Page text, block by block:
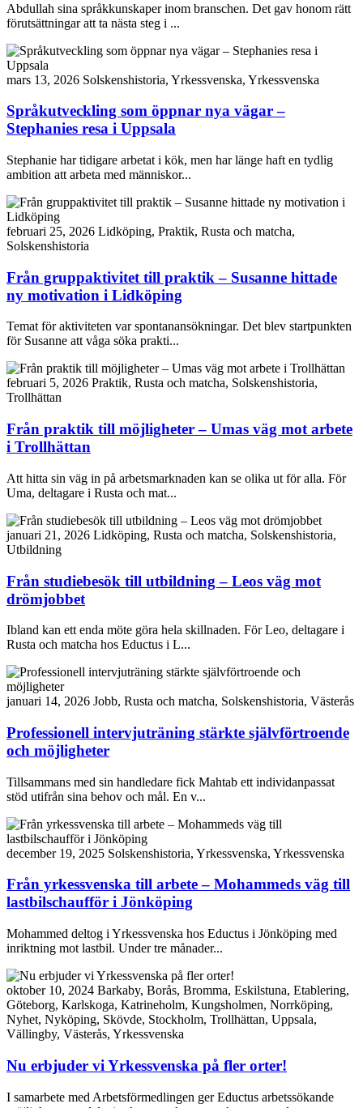
Abdullah sina språkkunskaper inom branschen. Det gav honom rätt
förutsättningar att ta nästa steg i ...
mars 13, 2026 Solskenshistoria, Yrkessvenska, Yrkessvenska
Språkutveckling som öppnar nya vägar –
Stephanies resa i Uppsala
Stephanie har tidigare arbetat i kök, men har länge haft en tydlig
ambition att arbeta med människor...
februari 25, 2026 Lidköping, Praktik, Rusta och matcha,
Solskenshistoria
Från gruppaktivitet till praktik – Susanne hittade
ny motivation i Lidköping
Temat för aktiviteten var spontanansökningar. Det blev startpunkten
för Susanne att våga söka prakti...
februari 5, 2026 Praktik, Rusta och matcha, Solskenshistoria,
Trollhättan
Från praktik till möjligheter – Umas väg mot arbete
i Trollhättan
Att hitta sin väg in på arbetsmarknaden kan se olika ut för alla. För
Uma, deltagare i Rusta och mat...
januari 21, 2026 Lidköping, Rusta och matcha, Solskenshistoria,
Utbildning
Från studiebesök till utbildning – Leos väg mot
drömjobbet
Ibland kan ett enda möte göra hela skillnaden. För Leo, deltagare i
Rusta och matcha hos Eductus i L...
januari 14, 2026 Jobb, Rusta och matcha, Solskenshistoria, Västerås
Professionell intervjuträning stärkte självförtroende
och möjligheter
Tillsammans med sin handledare fick Mahtab ett individanpassat
stöd utifrån sina behov och mål. En v...
december 19, 2025 Solskenshistoria, Yrkessvenska, Yrkessvenska
Från yrkessvenska till arbete – Mohammeds väg till
lastbilschaufför i Jönköping
Mohammed deltog i Yrkessvenska hos Eductus i Jönköping med
inriktning mot lastbil. Under tre månader...
oktober 10, 2024 Barkaby, Borås, Bromma, Eskilstuna, Etablering,
Göteborg, Karlskoga, Katrineholm, Kungsholmen, Norrköping,
Nyhet, Nyköping, Skövde, Stockholm, Trollhättan, Uppsala,
Vällingby, Västerås, Yrkessvenska
Nu erbjuder vi Yrkessvenska på fler orter!
I samarbete med Arbetsförmedlingen ger Eductus arbetssökande